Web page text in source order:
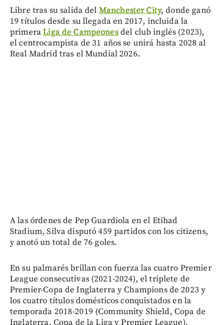
Libre tras su salida del Manchester City, donde ganó
19 títulos desde su llegada en 2017, incluida la
primeraLiga de Campeonesdel club inglés (2023),
el centrocampista de 31 años se unirá hasta 2028 al
Real Madrid tras el Mundial 2026.
A las órdenes de Pep Guardiola en el Etihad
Stadium, Silva disputó 459 partidos con los citizens,
y anotó un total de 76 goles.
En su palmarés brillan con fuerza las cuatro Premier
League consecutivas (2021-2024), el triplete de
Premier-Copa de Inglaterra y Champions de 2023 y
los cuatro títulos domésticos conquistados en la
temporada 2018-2019 (Community Shield, Copa de
Inglaterra, Copa de la Liga y Premier League).